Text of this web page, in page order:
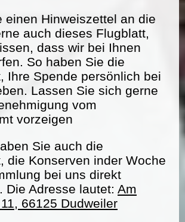
einen Hinweiszettel an die
auch dieses Flugblatt,
dass wir bei Ihnen
So haben Sie die
Ihre Spende persönlich bei
Lassen Sie sich gerne
vom
vorzeigen
Sie auch die
die Konserven inder Woche
bei uns direkt
Die Adresse lautet: Am
66125 Dudweiler